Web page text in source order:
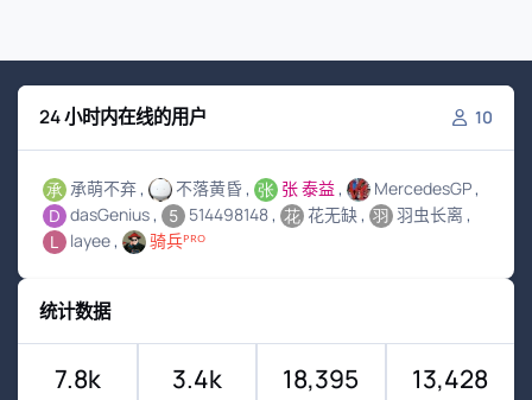
24 小时内在线的用户 10
承萌不弃 不落黄昏 张 泰益
MercedesGP
dasGenius
514498148 花无缺
羽虫长离
layee
骑兵ᴾᴿᴼ
统计数据
7.8k 3.4k 18,395 13,428